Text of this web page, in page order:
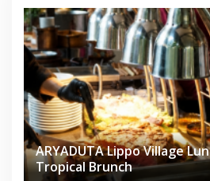
ARYADUTA Lippo Village
Tropical Brunch